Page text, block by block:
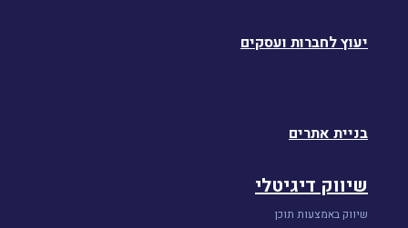
יעוץ לחברות ועסקים
בניית אתרים
שיווק דיגיטלי
שיווק באמצעות תוכן